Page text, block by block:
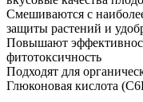
Смешиваются с
защиты растений и
Повышают
фитотоксичность
Подходят для
Глюконовая кислота